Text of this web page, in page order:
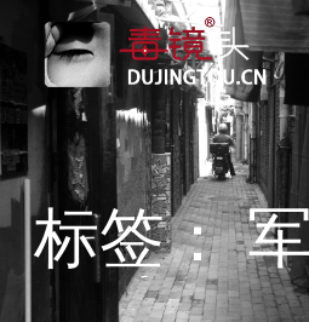
转
到
内
容
标签：